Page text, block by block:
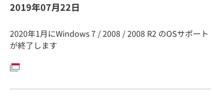
2019年07月22日
2020年1月にWindows 7 / 2008 / 2008 R2 のOSサポート
が終了します